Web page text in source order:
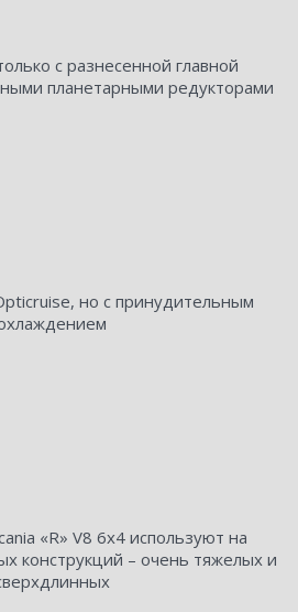
с разнесенной главной
планетарными редукторами
но с принудительным
«R» V8 6х4 используют на
конструкций – очень тяжелых и